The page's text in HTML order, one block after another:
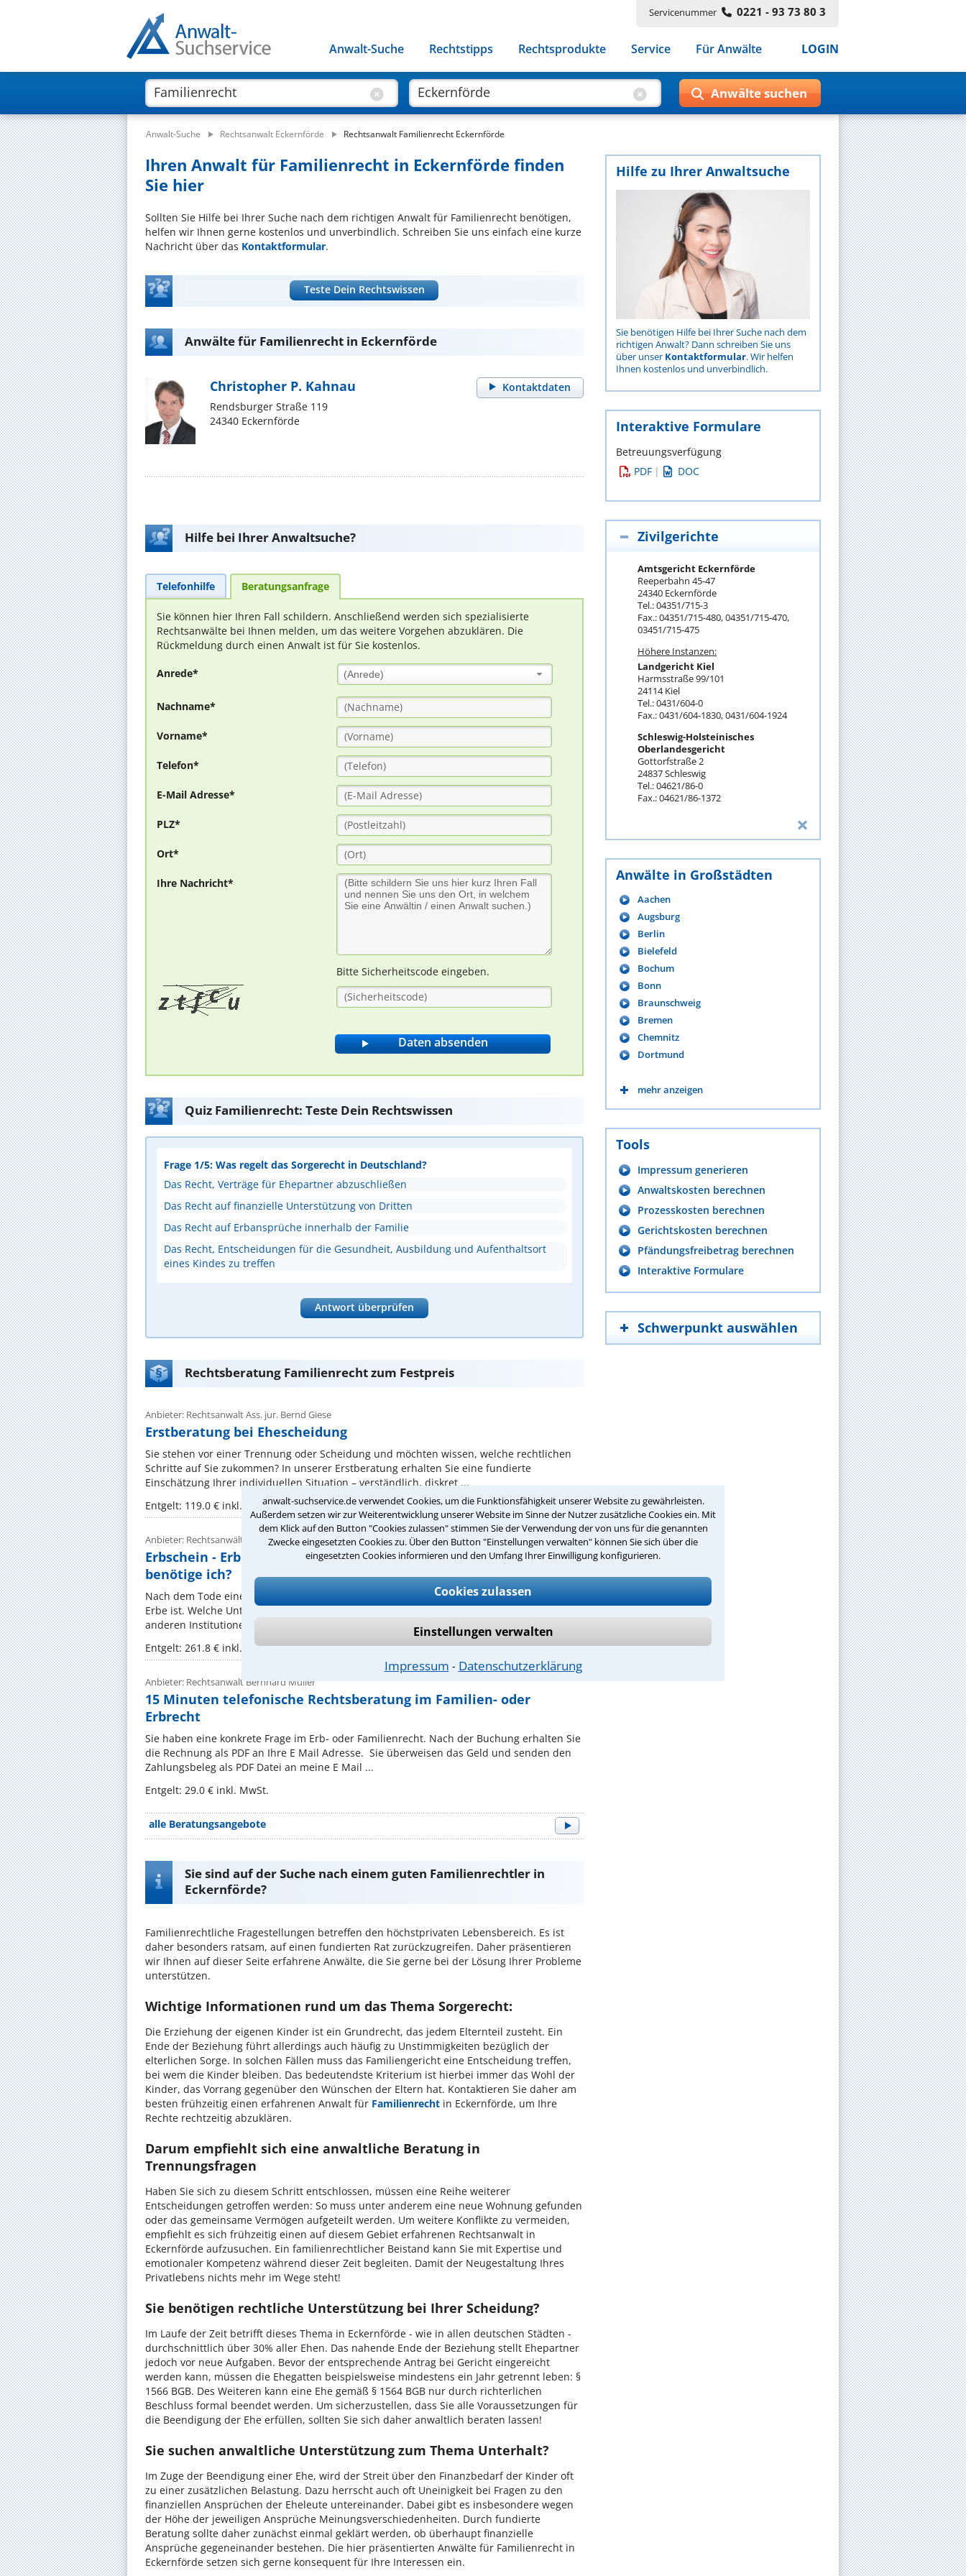
anwalt-suchservice.de verwendet Cookies, um die Funktionsfähigkeit unserer Website zu gewährleisten.
Außerdem setzen wir zur Weiterentwicklung unserer Website im Sinne der Nutzer zusätzliche Cookies ein. Mit
dem Klick auf den Button "Cookies zulassen" stimmen Sie der Verwendung der von uns für die genannten
Zwecke eingesetzten Cookies zu. Über den Button "Einstellungen verwalten" können Sie sich über die
eingesetzten Cookies informieren und den Umfang Ihrer Einwilligung konfigurieren.
Cookies zulassen
Einstellungen verwalten
Impressum ⁃ Datenschutzerklärung
Servicenummer 0221 - 93 73 80 3
Anwalt-Suche Rechtstipps Rechtsprodukte Service Für Anwälte LOGIN
Anwalt-Suche Rechtsanwalt Eckernförde Rechtsanwalt Familienrecht Eckernförde
Ihren Anwalt für Familienrecht in Eckernförde finden
Sie hier
Sollten Sie Hilfe bei Ihrer Suche nach dem richtigen Anwalt für Familienrecht benötigen,
helfen wir Ihnen gerne kostenlos und unverbindlich. Schreiben Sie uns einfach eine kurze
Nachricht über das Kontaktformular.
Teste Dein Rechtswissen
Anwälte für Familienrecht in Eckernförde
Kontaktdaten
Christopher P. Kahnau
Rendsburger Straße 119
24340 Eckernförde
Hilfe bei Ihrer Anwaltsuche?
Telefonhilfe Beratungsanfrage
Sie können hier Ihren Fall schildern. Anschließend werden sich spezialisierte
Rechtsanwälte bei Ihnen melden, um das weitere Vorgehen abzuklären. Die
Rückmeldung durch einen Anwalt ist für Sie kostenlos.
Anrede* (Anrede)
Nachname*
Vorname*
Telefon*
E-Mail Adresse*
PLZ*
Ort*
Ihre Nachricht*
Bitte Sicherheitscode eingeben.
Quiz Familienrecht: Teste Dein Rechtswissen
Frage 1/5: Was regelt das Sorgerecht in Deutschland?
Das Recht, Verträge für Ehepartner abzuschließen
Das Recht auf finanzielle Unterstützung von Dritten
Das Recht auf Erbansprüche innerhalb der Familie
Das Recht, Entscheidungen für die Gesundheit, Ausbildung und Aufenthaltsort
eines Kindes zu treffen
Antwort überprüfen
Rechtsberatung Familienrecht zum Festpreis
Anbieter: Rechtsanwalt Ass. jur. Bernd Giese
Erstberatung bei Ehescheidung
Sie stehen vor einer Trennung oder Scheidung und möchten wissen, welche rechtlichen
Schritte auf Sie zukommen? In unserer Erstberatung erhalten Sie eine fundierte
Einschätzung Ihrer individuellen Situation – verständlich, diskret ...
Entgelt: 119.0 € inkl. MwSt.
Anbieter: Rechtsanwältin Kerstin Prange
Erbschein - Erbnachweis - Europäisches Nachlasszeugnis - Was
benötige ich?
Nach dem Tode eines Angehörigen stellt sich oft die Frage, wie man nachweist, dass man
Erbe ist. Welche Unterlagen brauche ich, um mich gegenüber Banken, Behörden und
anderen Institutionen als Erbe auszuweisen? Reicht die vom ...
Entgelt: 261.8 € inkl. MwSt.
Anbieter: Rechtsanwalt Bernhard Müller
15 Minuten telefonische Rechtsberatung im Familien- oder
Erbrecht
Sie haben eine konkrete Frage im Erb- oder Familienrecht. Nach der Buchung erhalten Sie
die Rechnung als PDF an Ihre E Mail Adresse. Sie überweisen das Geld und senden den
Zahlungsbeleg als PDF Datei an meine E Mail ...
Entgelt: 29.0 € inkl. MwSt.
alle Beratungsangebote
Sie sind auf der Suche nach einem guten Familienrechtler in
Eckernförde?
Familienrechtliche Fragestellungen betreffen den höchstprivaten Lebensbereich. Es ist
daher besonders ratsam, auf einen fundierten Rat zurückzugreifen. Daher präsentieren
wir Ihnen auf dieser Seite erfahrene Anwälte, die Sie gerne bei der Lösung Ihrer Probleme
unterstützen.
Wichtige Informationen rund um das Thema Sorgerecht:
Die Erziehung der eigenen Kinder ist ein Grundrecht, das jedem Elternteil zusteht. Ein
Ende der Beziehung führt allerdings auch häufig zu Unstimmigkeiten bezüglich der
elterlichen Sorge. In solchen Fällen muss das Familiengericht eine Entscheidung treffen,
bei wem die Kinder bleiben. Das bedeutendste Kriterium ist hierbei immer das Wohl der
Kinder, das Vorrang gegenüber den Wünschen der Eltern hat. Kontaktieren Sie daher am
besten frühzeitig einen erfahrenen Anwalt für Familienrecht in Eckernförde, um Ihre
Rechte rechtzeitig abzuklären.
Darum empfiehlt sich eine anwaltliche Beratung in
Trennungsfragen
Haben Sie sich zu diesem Schritt entschlossen, müssen eine Reihe weiterer
Entscheidungen getroffen werden: So muss unter anderem eine neue Wohnung gefunden
oder das gemeinsame Vermögen aufgeteilt werden. Um weitere Konflikte zu vermeiden,
empfiehlt es sich frühzeitig einen auf diesem Gebiet erfahrenen Rechtsanwalt in
Eckernförde aufzusuchen. Ein familienrechtlicher Beistand kann Sie mit Expertise und
emotionaler Kompetenz während dieser Zeit begleiten. Damit der Neugestaltung Ihres
Privatlebens nichts mehr im Wege steht!
Sie benötigen rechtliche Unterstützung bei Ihrer Scheidung?
Im Laufe der Zeit betrifft dieses Thema in Eckernförde - wie in allen deutschen Städten -
durchschnittlich über 30% aller Ehen. Das nahende Ende der Beziehung stellt Ehepartner
jedoch vor neue Aufgaben. Bevor der entsprechende Antrag bei Gericht eingereicht
werden kann, müssen die Ehegatten beispielsweise mindestens ein Jahr getrennt leben: §
1566 BGB. Des Weiteren kann eine Ehe gemäß § 1564 BGB nur durch richterlichen
Beschluss formal beendet werden. Um sicherzustellen, dass Sie alle Voraussetzungen für
die Beendigung der Ehe erfüllen, sollten Sie sich daher anwaltlich beraten lassen!
Sie suchen anwaltliche Unterstützung zum Thema Unterhalt?
Im Zuge der Beendigung einer Ehe, wird der Streit über den Finanzbedarf der Kinder oft
zu einer zusätzlichen Belastung. Dazu herrscht auch oft Uneinigkeit bei Fragen zu den
finanziellen Ansprüchen der Eheleute untereinander. Dabei gibt es insbesondere wegen
der Höhe der jeweiligen Ansprüche Meinungsverschiedenheiten. Durch fundierte
Beratung sollte daher zunächst einmal geklärt werden, ob überhaupt finanzielle
Ansprüche gegeneinander bestehen. Die hier präsentierten Anwälte für Familienrecht in
Eckernförde setzen sich gerne konsequent für Ihre Interessen ein.
Hilfe zu Ihrer Anwaltsuche
Sie benötigen Hilfe bei Ihrer Suche nach dem
richtigen Anwalt? Dann schreiben Sie uns
über unser Kontaktformular. Wir helfen
Ihnen kostenlos und unverbindlich.
Interaktive Formulare
Betreuungsverfügung
PDF | DOC
Zivilgerichte
Amtsgericht Eckernförde
Reeperbahn 45-47
24340 Eckernförde
Tel.: 04351/715-3
Fax.: 04351/715-480, 04351/715-470,
03451/715-475
Höhere Instanzen:
Landgericht Kiel
Harmsstraße 99/101
24114 Kiel
Tel.: 0431/604-0
Fax.: 0431/604-1830, 0431/604-1924
Schleswig-Holsteinisches
Oberlandesgericht
Gottorfstraße 2
24837 Schleswig
Tel.: 04621/86-0
Fax.: 04621/86-1372
Anwälte in Großstädten
Aachen
Augsburg
Berlin
Bielefeld
Bochum
Bonn
Braunschweig
Bremen
Chemnitz
Dortmund
mehr anzeigen
Tools
Impressum generieren
Anwaltskosten berechnen
Prozesskosten berechnen
Gerichtskosten berechnen
Pfändungsfreibetrag berechnen
Interaktive Formulare
Schwerpunkt auswählen